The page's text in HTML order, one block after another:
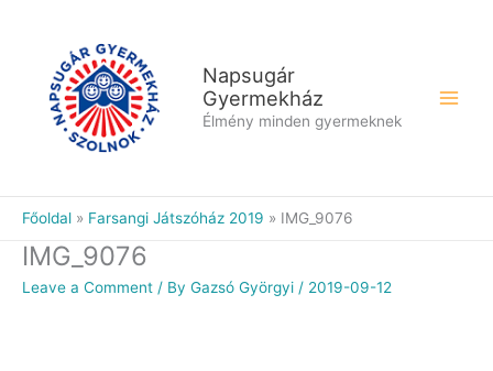
Napsugár
Gyermekház
Élmény minden gyermeknek
Főoldal Farsangi Játszóház 2019 IMG_9076
IMG_9076
Leave a Comment / By Gazsó Györgyi / 2019-09-12